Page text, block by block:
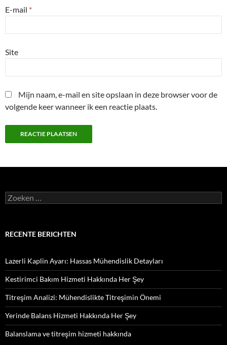
E-mail *
Site
Mijn naam, e-mail en site opslaan in deze browser voor de
volgende keer wanneer ik een reactie plaats.
Zoeken
naar:
RECENTE BERICHTEN
Lazerli Kaplin Ayarı: Hassas Mühendislik Detayları
Kestirimci Bakım Hizmeti Hakkında Her Şey
Titreşim Analizi: Mühendislikte Titreşimin Önemi
Yerinde Balans Hizmeti Hakkında Her Şey
Balanslama ve titreşim hizmeti hakkında